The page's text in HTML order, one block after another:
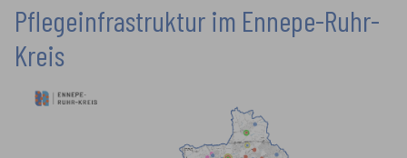
Pflegeinfrastruktur im Ennepe-Ruhr-
Kreis